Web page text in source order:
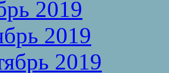
2019
2019
2019